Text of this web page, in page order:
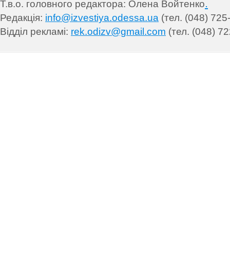
Т.в.о. головного редактора: Олена Войтенко.
Редакція: info@izvestiya.odessa.ua (тел. (048)
Відділ рекламі: rek.odizv@gmail.com (тел. (048)